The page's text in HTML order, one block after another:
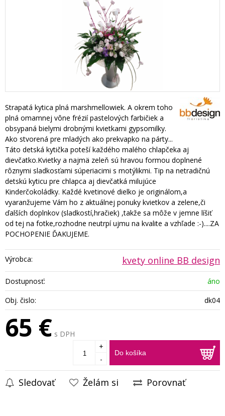
Strapatá kytica plná marshmellowiek. A okrem toho
plná omamnej vône frézií pastelových farbičiek a
obsypaná bielymi drobnými kvietkami gypsomilky.
Ako stvorená pre mladých ako prekvapko na párty...
Táto detská kytička poteší každého malého chlapčeka aj
dievčatko.Kvietky a najmä zeleň sú hravou formou doplnené
rôznymi sladkosťami súperiacimi s motýlikmi. Tip na netradičnú
detskú kyticu pre chlapca aj dievčatká milujúce
Kinderčokoládky. Každé kvetinové dielko je originálom,a
vyaranžujeme Vám ho z aktuálnej ponuky kvietkov a zelene,či
ďalších doplnkov (sladkostí,hračiek) ,takže sa môže v jemne líšiť
od tej na fotke,rozhodne neutrpí ujmu na kvalite a vzhľade :-)....ZA
POCHOPENIE ĎAKUJEME.
Výrobca: kvety online BB design
Dostupnosť:
áno
Obj. čislo:
dk04
65 € s DPH
Do košíka
+
-
Sledovať Želám si Porovnať